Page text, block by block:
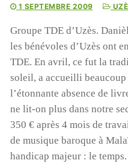
1 SEPTEMBRE 2009
Groupe TDE d’Uzès.
les bénévoles d’Uzès ont
TDE. En avril, ce fut la
soleil, a accueilli
l’étonnante absence de
ne lit-on plus dans notre
350 € après 4 mois de
de musique baroque à
handicap majeur : le